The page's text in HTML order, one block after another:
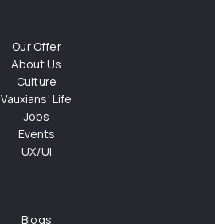
Our Offer
About Us
Culture
Vauxians' Life
Jobs
Events
UX/UI
Blogs